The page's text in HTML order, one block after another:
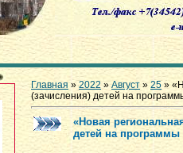
Главная »2022 » Август » 25 »
(зачисления) детей на
«Новая
детей на программы